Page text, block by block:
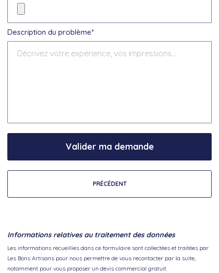
Description du problème*
PRÉCÉDENT
Valider ma demande
Informations relatives au traitement des données
Les informations recueillies dans ce formulaire sont collectées et traitées par
Les Bons Artisans pour nous permettre de vous recontacter par la suite,
notamment pour vous proposer un devis commercial gratuit.